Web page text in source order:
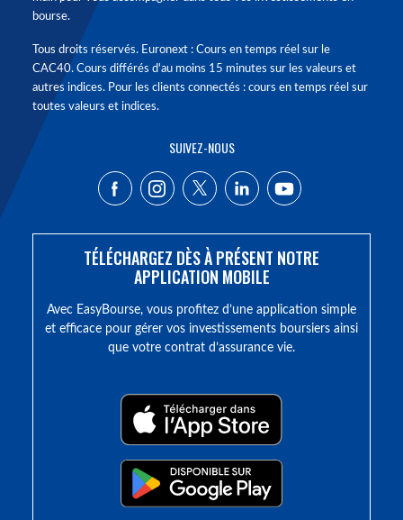
bourse.
Tous droits réservés. Euronext : Cours en temps réel sur le
CAC40. Cours différés d'au moins 15 minutes sur les valeurs et
autres indices. Pour les clients connectés : cours en temps réel sur
toutes valeurs et indices.
SUIVEZ-NOUS
TÉLÉCHARGEZ DÈS À PRÉSENT NOTRE
APPLICATION MOBILE
Avec EasyBourse, vous profitez d’une application simple
et efficace pour gérer vos investissements boursiers ainsi
que votre contrat d’assurance vie.